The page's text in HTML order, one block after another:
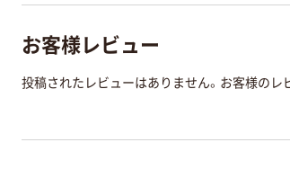
お客様レビュー
投稿されたレビューはありません。お客様のレ